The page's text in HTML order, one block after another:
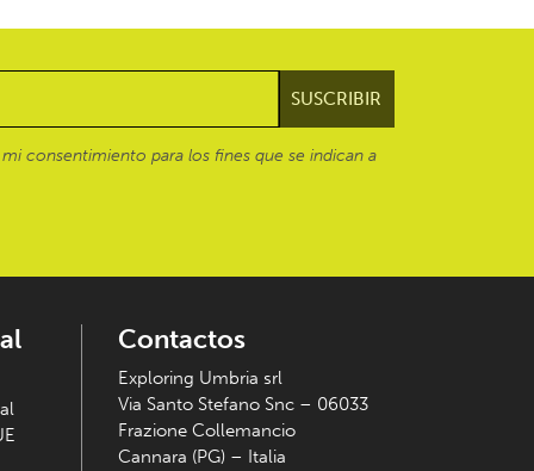
consentimiento para los fines que se indican a
Contactos
Exploring Umbria srl
Via Santo Stefano Snc – 06033
Frazione Collemancio
Cannara (PG) – Italia